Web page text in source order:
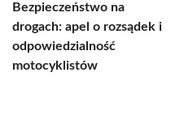
Bezpieczeństwo na
drogach: apel o rozsądek i
odpowiedzialność
motocyklistów